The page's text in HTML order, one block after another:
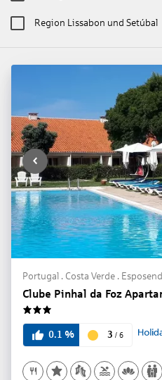
Region Lissabon und Setúbal
Portugal . Costa Verde .
Clube Pinhal da Foz
0.1 % 3 / 6